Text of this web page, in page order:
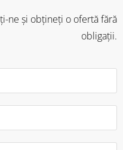
ne și obțineți o ofertă fără
obligații.